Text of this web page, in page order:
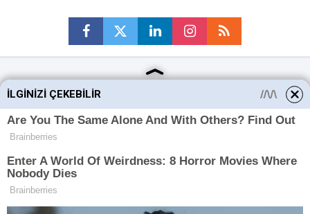
Ankara Haberleri
Keçiören Haberleri
Altındağ Haberleri
Sincan Haberleri
Mamak Haberleri
İLGINIZI ÇEKEBILIR